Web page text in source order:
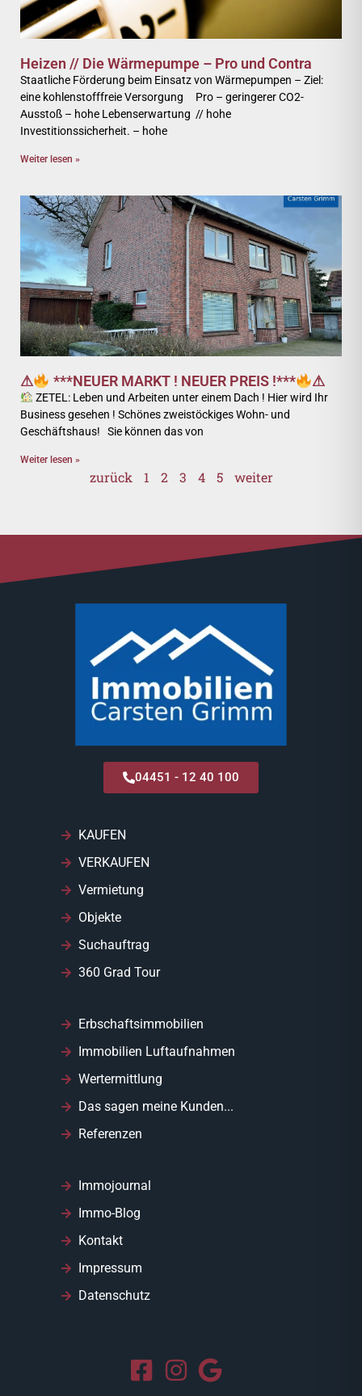
Heizen // Die Wärmepumpe – Pro und Contra
Staatliche Förderung beim Einsatz von Wärmepumpen – Ziel:
eine kohlenstofffreie Versorgung Pro – geringerer CO2-
Ausstoß – hohe Lebenserwartung // hohe
Investitionssicherheit. – hohe
Weiter lesen »
⚠ ***NEUER MARKT ! NEUER PREIS !*** ⚠
ZETEL: Leben und Arbeiten unter einem Dach ! Hier wird Ihr
Business gesehen ! Schönes zweistöckiges Wohn- und
Geschäftshaus! Sie können das von
Weiter lesen »
zurück 1 2 3 4 5 weiter
04451 - 12 40 100
KAUFEN
VERKAUFEN
Vermietung
Objekte
Suchauftrag
360 Grad Tour
Erbschaftsimmobilien
Immobilien Luftaufnahmen
Wertermittlung
Das sagen meine Kunden...
Referenzen
Immojournal
Immo-Blog
Kontakt
Impressum
Datenschutz